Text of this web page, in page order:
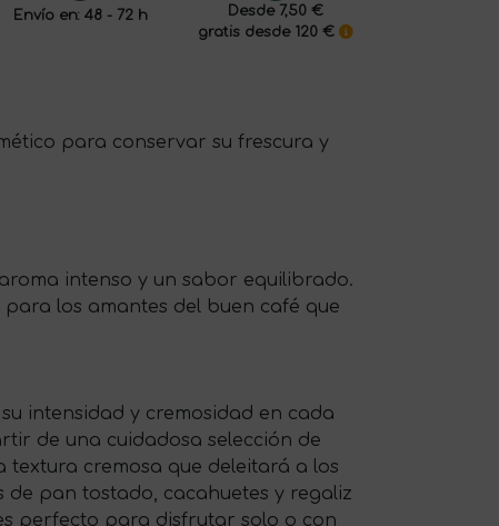
Envío en: 48 - 72 h
Desde 7,50 €
gratis desde 120 €
para conservar su frescura y
intenso y un sabor equilibrado.
los amantes del buen café que
intensidad y cremosidad en cada
de una cuidadosa selección de
textura cremosa que deleitará a los
pan tostado, cacahuetes y regaliz
perfecto para disfrutar solo o con